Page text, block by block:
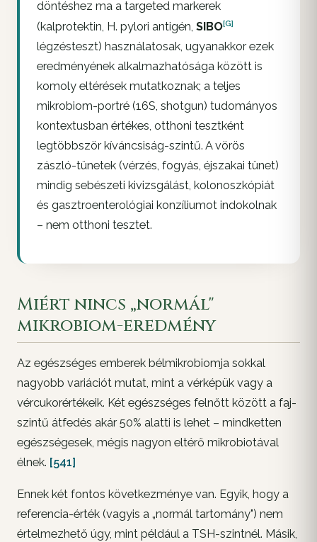
döntéshez ma a targeted markerek
(kalprotektin, H. pylori antigén, SIBO[G]
légzésteszt) használatosak, ugyanakkor ezek
eredményének alkalmazhatósága között is
komoly eltérések mutatkoznak; a teljes
mikrobiom-portré (16S, shotgun) tudományos
kontextusban értékes, otthoni tesztként
legtöbbször kíváncsiság-szintű. A vörös
zászló-tünetek (vérzés, fogyás, éjszakai tünet)
mindig sebészeti kivizsgálást, kolonoszkópiát
és gasztroenterológiai konzíliumot indokolnak
– nem otthoni tesztet.
Miért nincs „normál"
mikrobiom-eredmény
Az egészséges emberek bélmikrobiomja sokkal
nagyobb variációt mutat, mint a vérképük vagy a
vércukorértékeik. Két egészséges felnőtt között a faj-
szintű átfedés akár 50% alatti is lehet – mindketten
egészségesek, mégis nagyon eltérő mikrobiotával
élnek. [541]
Ennek két fontos következménye van. Egyik, hogy a
referencia-érték (vagyis a „normál tartomány") nem
értelmezhető úgy, mint például a TSH-szintnél. Másik,